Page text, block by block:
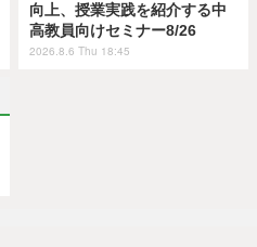
向上、授業実践を紹介する中
高教員向けセミナー8/26
2026.8.6 Thu 18:45